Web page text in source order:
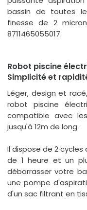
bassin de toutes
finesse de 2
8711465055017.
Robot piscine
Simplicité et
Léger, design et
robot piscine
compatible avec
jusqu'à 12m de long.
Il dispose de 2
de 1 heure et un
débarrasser votre
une pompe
d'un sac filtrant en